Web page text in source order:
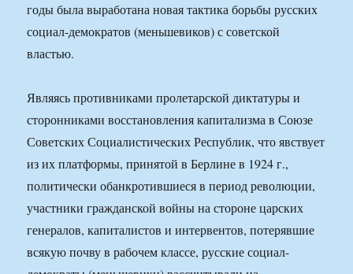
годы была выработана новая тактика борьбы русских
социал-демократов (меньшевиков) с советской
властью.
Являясь противниками пролетарской диктатуры и
сторонниками восстановления капитализма в Союзе
Советских Социалистических Республик, что явствует
из их платформы, принятой в Берлине в 1924 г.,
политически обанкротившиеся в период революции,
участники гражданской войны на стороне царских
генералов, капиталистов и интервентов, потерявшие
всякую почву в рабочем классе, русские социал-